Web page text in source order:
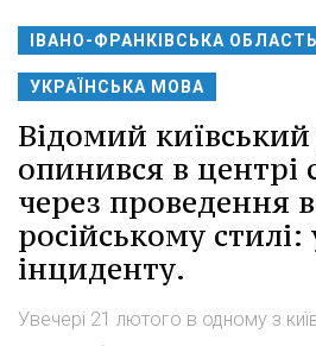
ІВАНО-ФРАНКІВСЬКА ОБЛАСТЬ
УКРАЇНСЬКА МОВА
Відомий
опинився в центрі
через проведення
російському стилі:
інциденту.
Увечері 21 лютого в одному з